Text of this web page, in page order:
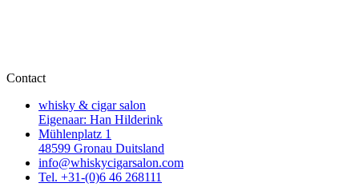
Contact
whisky & cigar salon
Eigenaar: Han Hilderink
Mühlenplatz 1
48599 Gronau Duitsland
info@whiskycigarsalon.com
Tel. +31-(0)6 46 268111